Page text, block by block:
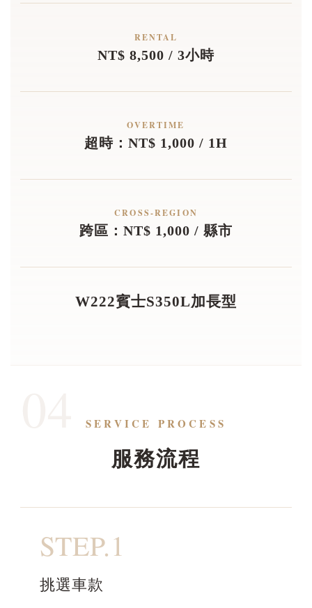
RENTAL
NT$ 8,500 / 3小時
OVERTIME
超時：NT$ 1,000 / 1H
CROSS-REGION
跨區：NT$ 1,000 / 縣市
W222賓士S350L加長型
SERVICE PROCESS
服務流程
STEP.1
挑選車款